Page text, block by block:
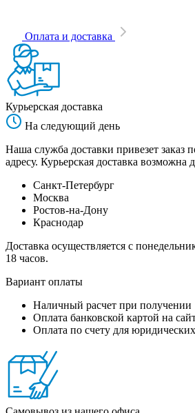
Оплата и доставка
Курьерская доставка
На следующий день
Наша служба доставки привезет заказ
адресу. Курьерская доставка возможна
Санкт-Петербург
Москва
Ростов-на-Дону
Краснодар
Доставка осуществляется с
18 часов.
Вариант оплаты
Наличный расчет при получении
Оплата банковской картой на
Оплата по счету для